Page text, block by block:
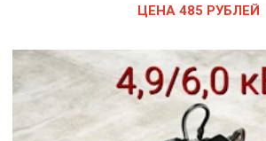
ЦЕНА 485 РУБЛЕЙ